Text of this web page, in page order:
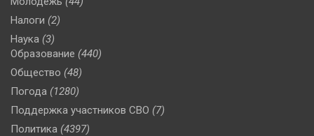
Налоги (2)
Наука (3)
Образование (440)
Общество (48)
Погода (1280)
Поддержка участников СВО (7)
Политика (4397)